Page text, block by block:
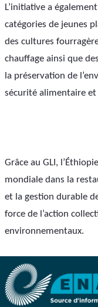
L’initiative a
catégories de jeunes
des cultures
chauffage ainsi que
la préservation de
sécurité alimentaire et
Grâce au GLI,
mondiale dans la
et la gestion durable
force de l’action
environnementaux.